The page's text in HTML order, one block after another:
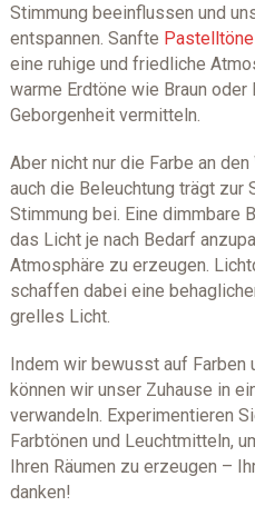
Stimmung beeinflussen und
entspannen. Sanfte Pastelltöne
eine ruhige und friedliche
warme Erdtöne wie Braun oder
Geborgenheit vermitteln.
Aber nicht nur die Farbe an
auch die Beleuchtung trägt zur
Stimmung bei. Eine dimmbare
das Licht je nach Bedarf
Atmosphäre zu erzeugen.
schaffen dabei eine
grelles Licht.
Indem wir bewusst auf Farben
können wir unser Zuhause in
verwandeln. Experimentieren
Farbtönen und Leuchtmitteln,
Ihren Räumen zu erzeugen –
danken!